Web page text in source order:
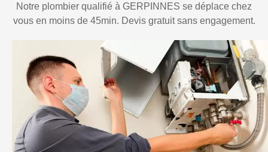
Notre plombier qualifié à GERPINNES se déplace chez
vous en moins de 45min. Devis gratuit sans engagement.